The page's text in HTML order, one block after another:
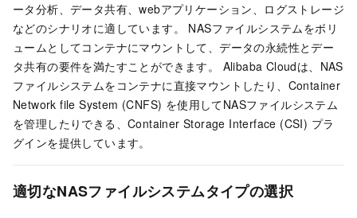
ータ分析、データ共有、webアプリケーション、ログストレージ
などのシナリオに適しています。 NASファイルシステムをボリ
ュームとしてコンテナにマウントして、データの永続性とデー
タ共有の要件を満たすことができます。 Alibaba Cloudは、NAS
ファイルシステムをコンテナに直接マウントしたり、Container
Network file System (CNFS) を使用してNASファイルシステム
を管理したりできる、Container Storage Interface (CSI) プラ
グインを提供しています。
適切なNASファイルシステムタイプの選択